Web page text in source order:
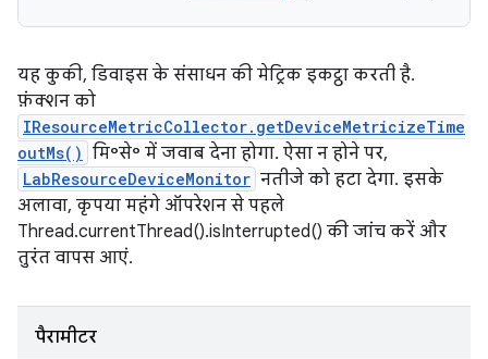
यह कुकी, डिवाइस के संसाधन की मेट्रिक इकट्ठा करती है.
फ़ंक्शन को
IResourceMetricCollector.getDeviceMetricizeTime
outMs() मि॰से॰ में जवाब देना होगा. ऐसा न होने पर,
LabResourceDeviceMonitor नतीजे को हटा देगा. इसके
अलावा, कृपया महंगे ऑपरेशन से पहले
Thread.currentThread().isInterrupted() की जांच करें और
तुरंत वापस आएं.
पैरामीटर